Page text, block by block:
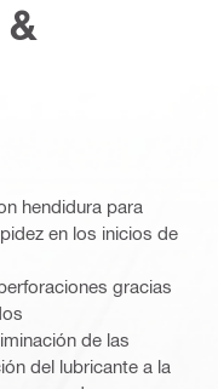
hendidura para
en los inicios de
gracias
de las
del lubricante a la